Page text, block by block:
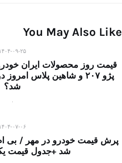
You May Also Like
۱۴۰۴-۰۹-۲۵
قیمت روز محصولات ایران
شد؟
۱۴۰۴-۰۷-۰۶
شد +جدول قیمت یکم